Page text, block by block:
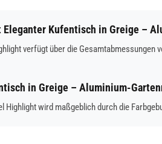
Kufentisch in Greige –
verfügt über die Gesamtabmessungen
in Greige – Aluminium-
wird maßgeblich durch die